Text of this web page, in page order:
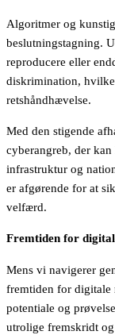
Algoritmer og
beslutningstagning.
reproducere eller
diskrimination,
retshåndhævelse.
Med den stigende
cyberangreb, der
infrastruktur og
er afgørende for at
velfærd.
Fremtiden for
Mens vi navigerer
fremtiden for digitale
potentiale og
utrolige fremskridt